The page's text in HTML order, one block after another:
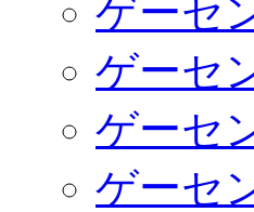
ゲーセ
ゲーセ
ゲーセ
ゲーセ